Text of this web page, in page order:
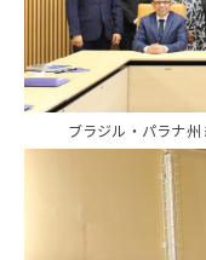
ブラジル・パラナ